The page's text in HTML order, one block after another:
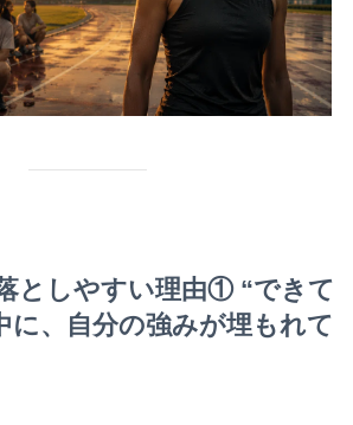
としやすい理由① “できて
に、自分の強みが埋もれて